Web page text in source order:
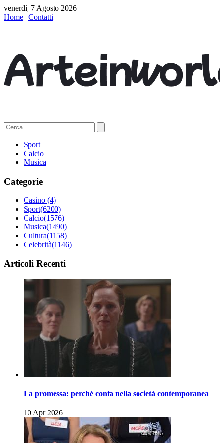
venerdì, 7 Agosto 2026
Home | Contatti
Sport
Calcio
Musica
Categorie
Casino (4)
Sport(6200)
Calcio(1576)
Musica(1490)
Cultura(1158)
Celebrità(1146)
Articoli Recenti
La promessa: perché conta nella società contemporanea
10 Apr 2026